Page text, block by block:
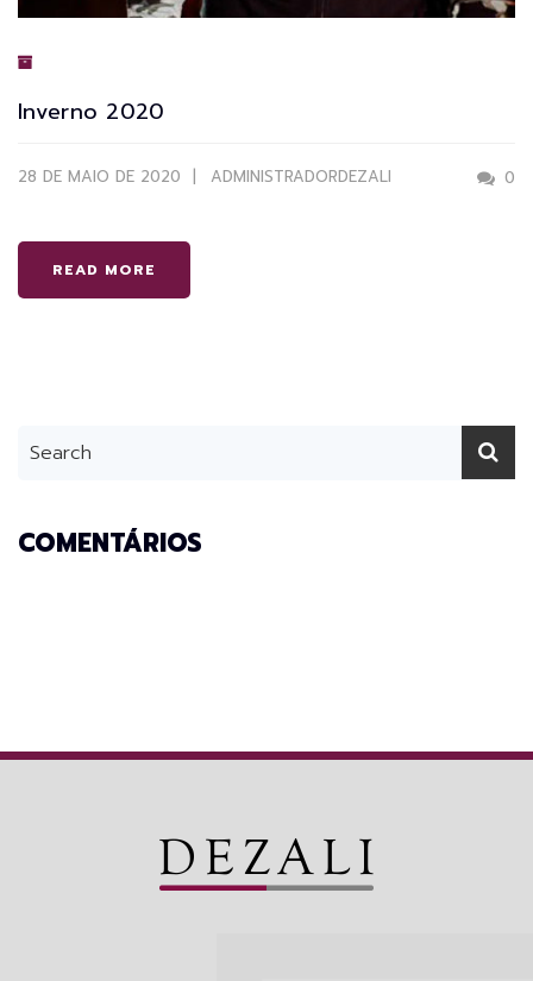
Inverno 2020
28 DE MAIO DE 2020 ADMINISTRADORDEZALI 0
READ MORE
COMENTÁRIOS